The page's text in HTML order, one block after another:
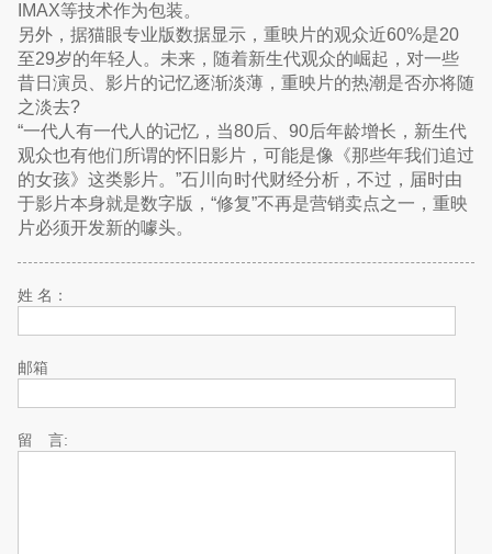
IMAX等技术作为包装。
另外，据猫眼专业版数据显示，重映片的观众近60%是20
至29岁的年轻人。未来，随着新生代观众的崛起，对一些
昔日演员、影片的记忆逐渐淡薄，重映片的热潮是否亦将随
之淡去?
“一代人有一代人的记忆，当80后、90后年龄增长，新生代
观众也有他们所谓的怀旧影片，可能是像《那些年我们追过
的女孩》这类影片。”石川向时代财经分析，不过，届时由
于影片本身就是数字版，“修复”不再是营销卖点之一，重映
片必须开发新的噱头。
姓 名：
邮箱
留 言: